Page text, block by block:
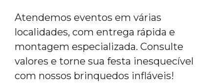
Atendemos eventos em várias
localidades, com entrega rápida e
montagem especializada. Consulte
valores e torne sua festa inesquecível
com nossos brinquedos infláveis!